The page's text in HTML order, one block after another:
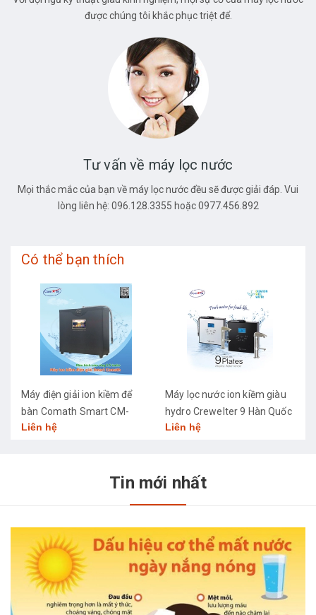
được chúng tôi khắc phục triệt để.
Tư vấn về máy lọc nước
Mọi thắc mắc của bạn về máy lọc nước đều sẽ được giải đáp. Vui
lòng liên hệ: 096.128.3355 hoặc 0977.456.892
Có thể bạn thích
Máy điện giải ion kiềm để
bàn Comath Smart CM-
3668
Liên hệ
Máy lọc nước ion kiềm giàu
hydro Crewelter 9 Hàn Quốc
Liên hệ
Tin mới nhất